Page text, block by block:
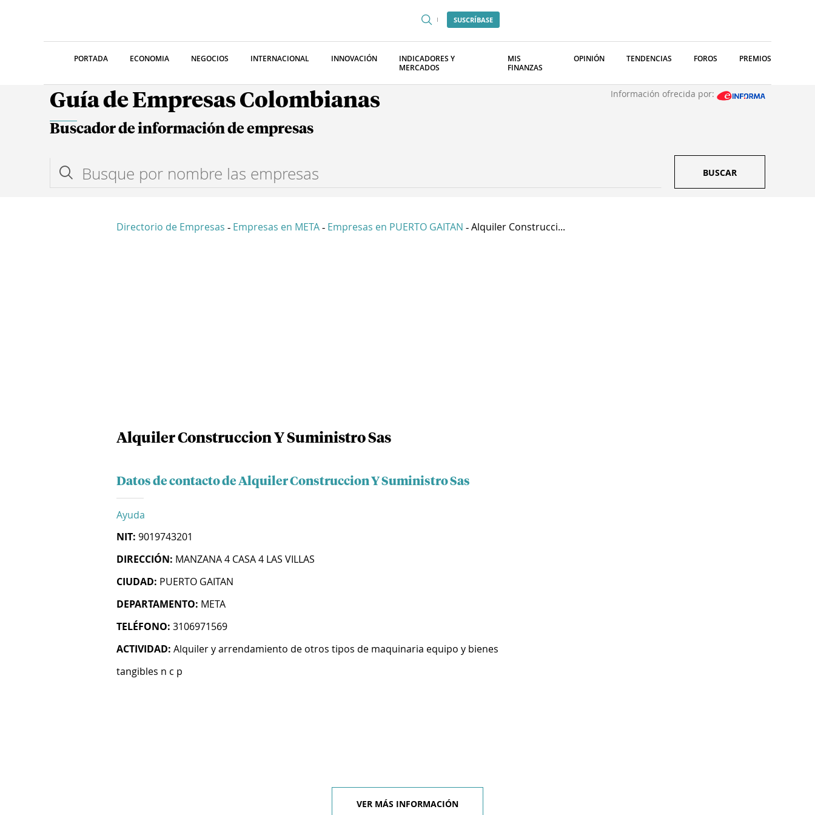
SUSCRÍBASE
PORTADA ECONOMIA NEGOCIOS INTERNACIONAL INNOVACIÓN
INDICADORES Y
MERCADOS
MIS
FINANZAS
OPINIÓN TENDENCIAS FOROS PREMIOS
Guía de Empresas Colombianas Información ofrecida por:
Buscador de información de empresas
BUSCAR
Directorio de Empresas - Empresas en META - Empresas en PUERTO GAITAN - Alquiler Construcci...
Alquiler Construccion Y Suministro Sas
Datos de contacto de Alquiler Construccion Y Suministro Sas
Ayuda
NIT: 9019743201
DIRECCIÓN: MANZANA 4 CASA 4 LAS VILLAS
CIUDAD: PUERTO GAITAN
DEPARTAMENTO: META
TELÉFONO: 3106971569
ACTIVIDAD: Alquiler y arrendamiento de otros tipos de maquinaria equipo y bienes
tangibles n c p
VER MÁS INFORMACIÓN